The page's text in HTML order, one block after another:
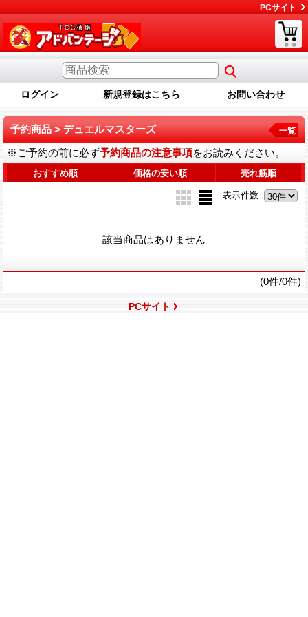
PCサイト
ログイン 新規登録はこちら お問い合わせ
予約商品 > デュエルマスターズ
※ご予約の前に必ず予約商品の注意事項をお読みください。
一覧
おすすめ順 価格の安い順 売れ筋順
表示件数:
該当商品はありません
(0件/0件)
PCサイト